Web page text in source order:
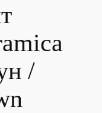
/